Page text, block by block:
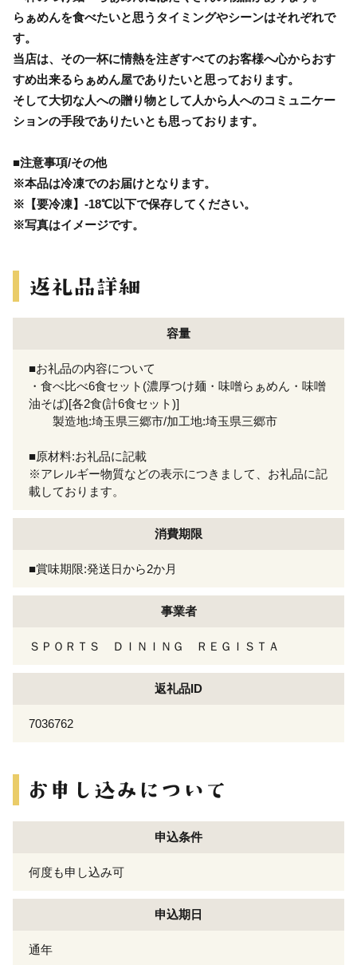
らぁめんを食べたいと思うタイミングやシーンはそれぞれで
す。
当店は、その一杯に情熱を注ぎすべてのお客様へ心からおす
すめ出来るらぁめん屋でありたいと思っております。
そして大切な人への贈り物として人から人へのコミュニケー
ションの手段でありたいとも思っております。
■注意事項/その他
※本品は冷凍でのお届けとなります。
※【要冷凍】-18℃以下で保存してください。
※写真はイメージです。
容量
■お礼品の内容について
・食べ比べ6食セット(濃厚つけ麺・味噌らぁめん・味噌
油そば)[各2食(計6食セット)]
製造地:埼玉県三郷市/加工地:埼玉県三郷市
■原材料:お礼品に記載
※アレルギー物質などの表示につきまして、お礼品に記
載しております。
消費期限
■賞味期限:発送日から2か月
事業者
ＳＰＯＲＴＳ ＤＩＮＩＮＧ ＲＥＧＩＳＴＡ
返礼品ID
7036762
申込条件
何度も申し込み可
申込期日
通年